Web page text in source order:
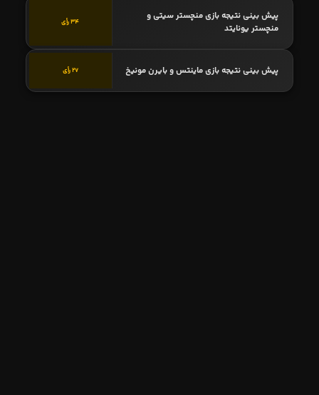
پیش بینی نتیجه بازی منچستر سیتی و
منچستر یونایتد
34 رأی
پیش بینی نتیجه بازی ماینتس و بایرن مونیخ 27 رأی